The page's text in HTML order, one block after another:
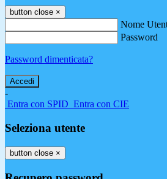
button close ×
Nome
Password
Password dimenticata?
-
Entra con SPID Entra con CIE
Seleziona utente
button close ×